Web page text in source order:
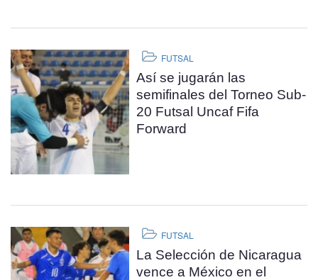
FUTSAL
Así se jugarán las
semifinales del Torneo Sub-
20 Futsal Uncaf Fifa
Forward
FUTSAL
La Selección de Nicaragua
vence a México en el